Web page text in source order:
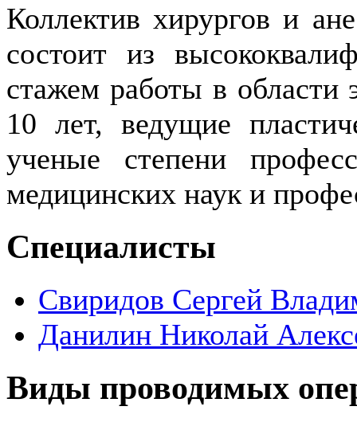
Коллектив хирургов и
состоит из
стажем работы в области
10 лет, ведущие
ученые степени
медицинских наук и
Специалисты
Свиридов Сергей
Данилин Николай
Виды проводимых